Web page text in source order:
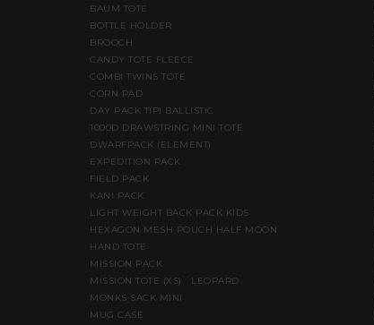
BAUM TOTE
BOTTLE HOLDER
BROOCH
CANDY TOTE FLEECE
COMBI TWINS TOTE
CORN PAD
DAY PACK TIPI BALLISTIC
1000D DRAWSTRING MINI TOTE
DWARFPACK (ELEMENT)
EXPEDITION PACK
FIELD PACK
KANI PACK
LIGHT WEIGHT BACK PACK KIDS
HEXAGON MESH POUCH HALF MOON
HAND TOTE
MISSION PACK
MISSION TOTE (XS) LEOPARD
MONKS SACK MINI
MUG CASE